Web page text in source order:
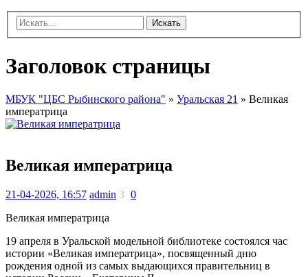
Искать
Заголовок страницы
МБУК "ЦБС Рыбинского района" » Уральская 21 » Великая
императрица
Великая императрица
21-04-2026, 16:57 admin 3 0
Великая императрица
19 апреля в Уральской модельной библиотеке состоялся час
истории «Великая императрица», посвященный дню
рождения одной из самых выдающихся правительниц в